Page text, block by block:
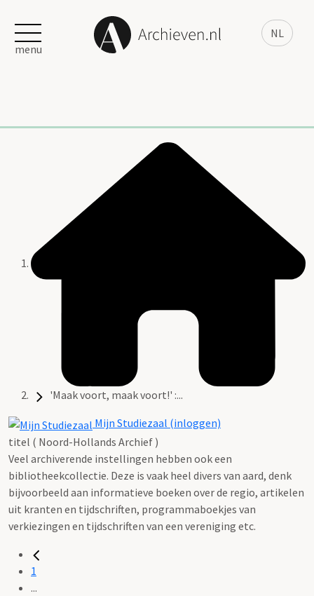
NL
menu
'Maak voort, maak voort!' :...
Mijn Studiezaal (inloggen)
titel ( Noord-Hollands Archief )
Veel archiverende instellingen hebben ook een
bibliotheekcollectie. Deze is vaak heel divers van aard, denk
bijvoorbeeld aan informatieve boeken over de regio, artikelen
uit kranten en tijdschriften, programmaboekjes van
verkiezingen en tijdschriften van een vereniging etc.
1
...